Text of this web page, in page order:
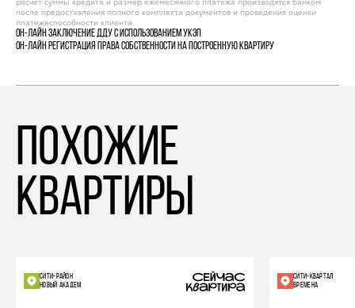
после предоставления полного комплекта документов и проведения оценки
платежеспособности клиента.
Он-лайн заключение ДДУ с использованием УКЭП
Он-лайн регистрация права собственности на построенную квартиру
похожие
квартиры
СИТИ-РАЙОН
НОВЫЙ АКАДЕМ
СИТИ-КВАРТАЛ
ВРЕМЕНА